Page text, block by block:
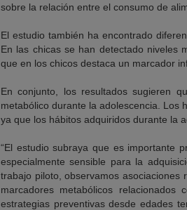
sobre la relación entre el consumo de
El estudio también ha encontrado
En las chicas se han detectado niveles
que en los chicos destaca un marcador
En conjunto, los resultados sugieren
metabólico durante la adolescencia. Los
ya que los hábitos adquiridos durante la
“El estudio subraya que es importante
especialmente sensible para la
trabajo piloto, observamos
marcadores metabólicos
estrategias preventivas desde edades